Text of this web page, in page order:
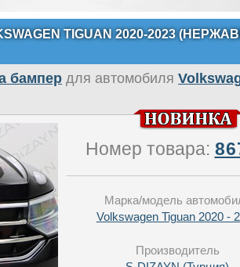
TIGUAN 2020-2023
бампер для автомобиля
Номер товара:
Марка/модель
Volkswagen Tiguan 2020 -
Производитель